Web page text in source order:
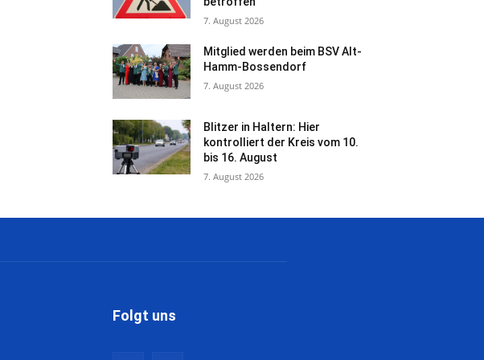
7. August 2026
Mitglied werden beim BSV Alt-
Hamm-Bossendorf
7. August 2026
Blitzer in Haltern: Hier
kontrolliert der Kreis vom 10.
bis 16. August
7. August 2026
Folgt uns